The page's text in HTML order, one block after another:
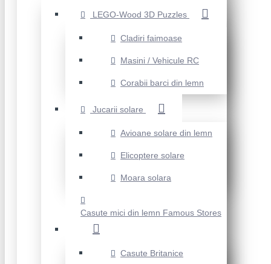
LEGO-Wood 3D Puzzles
Cladiri faimoase
Masini / Vehicule RC
Corabii barci din lemn
Jucarii solare
Avioane solare din lemn
Elicoptere solare
Moara solara
Casute mici din lemn Famous Stores
Casute Britanice